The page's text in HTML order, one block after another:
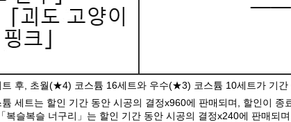
후, 초월(★4) 코스튬 16세트와 우수(★3) 코스튬 10세트가 기
세트는 할인 기간 동안 시공의 결정x960에 판매되며, 할인이 종
슬복슬 너구리」는 할인 기간 동안 시공의 결정x240에 판매되